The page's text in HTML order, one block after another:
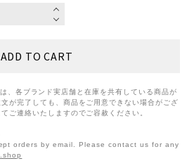
、各ブランド実店舗と在庫を共有している商品が
が完了しても、商品をご用意できない場合がござ
ご連絡いたしますのでご容赦ください。
orders by email. Please contact us for any